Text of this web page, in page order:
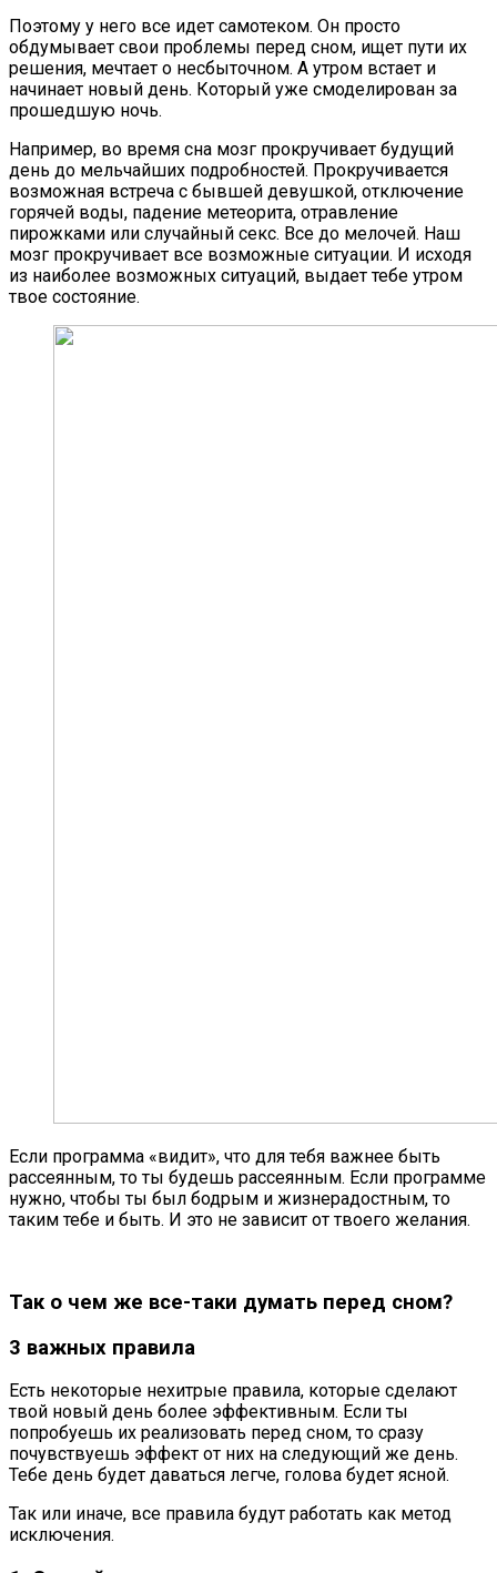
Поэтому у него все идет самотеком. Он просто
обдумывает свои проблемы перед сном, ищет пути их
решения, мечтает о несбыточном. А утром встает и
начинает новый день. Который уже смоделирован за
прошедшую ночь.
Например, во время сна мозг прокручивает будущий
день до мельчайших подробностей. Прокручивается
возможная встреча с бывшей девушкой, отключение
горячей воды, падение метеорита, отравление
пирожками или случайный секс. Все до мелочей. Наш
мозг прокручивает все возможные ситуации. И исходя
из наиболее возможных ситуаций, выдает тебе утром
твое состояние.
Если программа «видит», что для тебя важнее быть
рассеянным, то ты будешь рассеянным. Если программе
нужно, чтобы ты был бодрым и жизнерадостным, то
таким тебе и быть. И это не зависит от твоего желания.
Так о чем же все-таки думать перед сном?
3 важных правила
Есть некоторые нехитрые правила, которые сделают
твой новый день более эффективным. Если ты
попробуешь их реализовать перед сном, то сразу
почувствуешь эффект от них на следующий же день.
Тебе день будет даваться легче, голова будет ясной.
Так или иначе, все правила будут работать как метод
исключения.